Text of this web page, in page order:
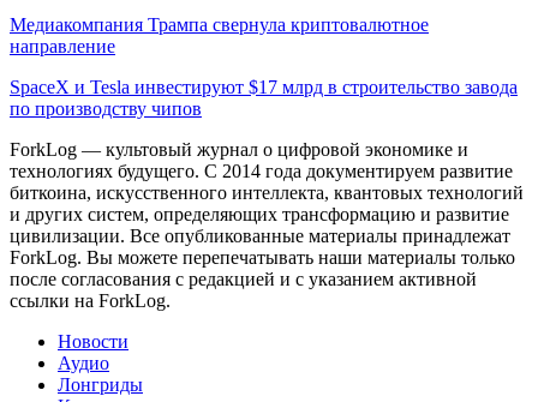
Медиакомпания Трампа свернула криптовалютное
направление
SpaceX и Tesla инвестируют $17 млрд в строительство завода
по производству чипов
ForkLog — культовый журнал о цифровой экономике и
технологиях будущего. С 2014 года документируем развитие
биткоина, искусственного интеллекта, квантовых технологий
и других систем, определяющих трансформацию и развитие
цивилизации. Все опубликованные материалы принадлежат
ForkLog. Вы можете перепечатывать наши материалы только
после согласования с редакцией и с указанием активной
ссылки на ForkLog.
Новости
Аудио
Лонгриды